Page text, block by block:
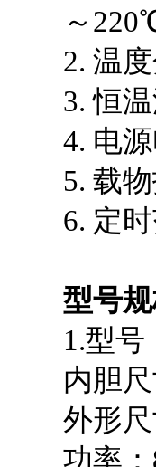
～
2. 温
3. 恒
4. 电
5. 载
6. 定
型号
1.型号
内胆
外形
功率